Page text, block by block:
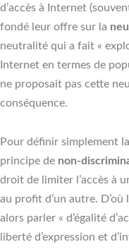
d’accès à Internet
fondé leur offre sur la
neutralité qui a fait «
Internet en termes de
ne proposait pas cette
conséquence.
Pour définir simplement
principe de non-
droit de limiter l’accès à
au profit d’un autre.
alors parler « d’égalité
liberté d’expression et